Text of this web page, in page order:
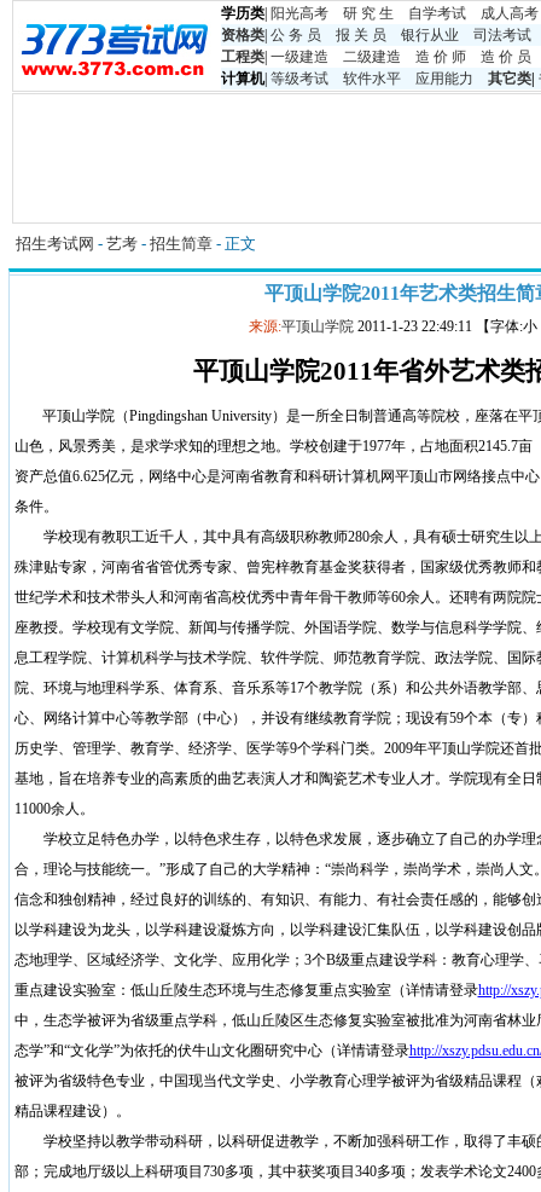
学历类 阳光高考 研 究 生 自学考试
成人高考
资格类 公 务 员 报 关 员 银行从业
司法考试
工程类 一级建造 二级建造 造 价 师
造 价 员
计算机| 等级考试 软件水平 应用能力 其它类
招生考试网 - 艺考 - 招生简章 - 正文
平顶山学院2011年艺术类招生简
来源:平顶山学院 2011-1-23 22:49:11 【字体:
平顶山学院2011年省外艺术类
平顶山学院（Pingdingshan University）是一所全日制普通高等院校，座落在
山色，风景秀美，是求学求知的理想之地。学校创建于1977年，占地面积2145.7亩
资产总值6.625亿元，网络中心是河南省教育和科研计算机网平顶山市网络接点中
条件。
学校现有教职工近千人，其中具有高级职称教师280余人，具有硕士研究生以
殊津贴专家，河南省省管优秀专家、曾宪梓教育基金奖获得者，国家级优秀教师
世纪学术和技术带头人和河南省高校优秀中青年骨干教师等60余人。还聘有两院院
座教授。学校现有文学院、新闻与传播学院、外国语学院、数学与信息科学学院
息工程学院、计算机科学与技术学院、软件学院、师范教育学院、政法学院、国
院、环境与地理科学系、体育系、音乐系等17个教学院（系）和公共外语教学部
心、网络计算中心等教学部（中心），并设有继续教育学院；现设有59个本（专）
历史学、管理学、教育学、经济学、医学等9个学科门类。 2009年平顶山学院还首
基地，旨在培养专业的高素质的曲艺表演人才和陶瓷艺术专业人才。学院现有全日
11000余人。
学校立足特色办学，以特色求生存，以特色求发展，逐步确立了自己的办学理
合，理论与技能统一。 ”形成了自己的大学精神： “崇尚科学，崇尚学术，崇尚人文
信念和独创精神，经过良好的训练的、有知识、有能力、有社会责任感的，能够
以学科建设为龙头，以学科建设凝炼方向，以学科建设汇集队伍，以学科建设创品
态地理学、区域经济学、文化学、应用化学； 3个B级重点建设学科：教育心理学
重点建设实验室：低山丘陵生态环境与生态修复重点实验室（详情请登录http://
中，生态学被评为省级重点学科，低山丘陵区生态修复实验室被批准为河南省林业
态学”和“文化学”为依托的伏牛山文化圈研究中心（详情请登录http://
被评为省级特色专业，中国现当代文学史、小学教育心理学被评为省级精品课程（
精品课程建设）。
学校坚持以教学带动科研，以科研促进教学，不断加强科研工作，取得了丰硕
部；完成地厅级以上科研项目 730多项，其中获奖项目 340多项；发表学术论文2400